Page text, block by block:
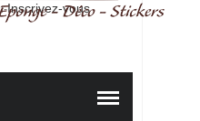
Inscrivez-vous